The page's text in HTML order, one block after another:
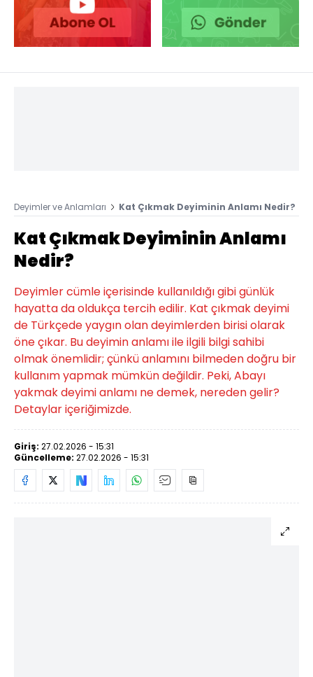
Deyimler ve Anlamları Kat Çıkmak Deyiminin Anlamı Nedir?
Kat Çıkmak Deyiminin Anlamı
Nedir?
Deyimler cümle içerisinde kullanıldığı gibi günlük
hayatta da oldukça tercih edilir. Kat çıkmak deyimi
de Türkçede yaygın olan deyimlerden birisi olarak
öne çıkar. Bu deyimin anlamı ile ilgili bilgi sahibi
olmak önemlidir; çünkü anlamını bilmeden doğru bir
kullanım yapmak mümkün değildir. Peki, Abayı
yakmak deyimi anlamı ne demek, nereden gelir?
Detaylar içeriğimizde.
Giriş: 27.02.2026 - 15:31
Güncelleme: 27.02.2026 - 15:31